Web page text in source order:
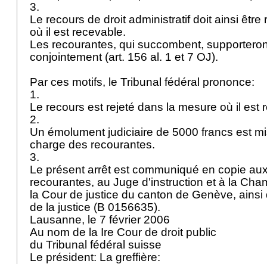
3.
Le recours de droit administratif doit ainsi être
où il est recevable.
Les recourantes, qui succombent,
conjointement (art. 156 al. 1 et 7 OJ).
Par ces motifs, le Tribunal fédéral prononce:
1.
Le recours est rejeté dans la mesure où il est
2.
Un émolument judiciaire de 5000 francs est
charge des recourantes.
3.
Le présent arrêt est communiqué en copie
recourantes, au Juge d'instruction et à la
la Cour de justice du canton de Genève,
de la justice (B 0156635).
Lausanne, le 7 février 2006
Au nom de la Ire Cour de droit public
du Tribunal fédéral suisse
Le président: La greffière: